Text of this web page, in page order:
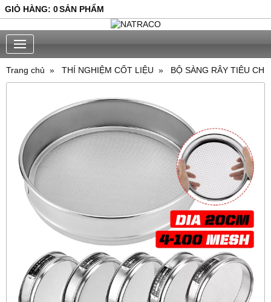
GIỎ HÀNG: 0SẢN PHẨM
Trang chủ THÍ NGHIỆM CỐT LIỆU BỘ SÀNG RÂY TIÊU